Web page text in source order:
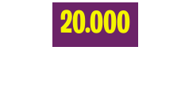
20.000